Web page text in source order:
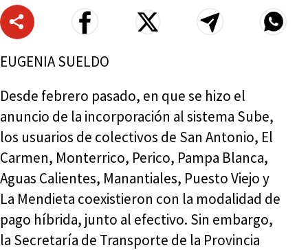
EUGENIA SUELDO
Desde febrero pasado, en que se hizo el
anuncio de la incorporación al sistema Sube,
los usuarios de colectivos de San Antonio, El
Carmen, Monterrico, Perico, Pampa Blanca,
Aguas Calientes, Manantiales, Puesto Viejo y
La Mendieta coexistieron con la modalidad de
pago híbrida, junto al efectivo. Sin embargo,
la Secretaría de Transporte de la Provincia